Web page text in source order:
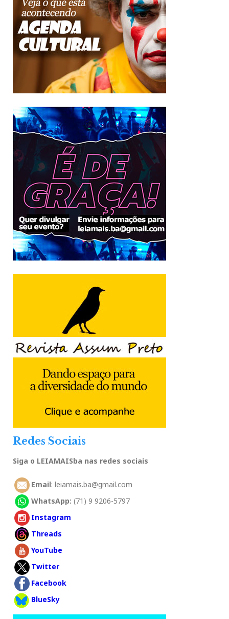
Redes Sociais
Siga o LEIAMAISba nas redes sociais
Email: leiamais.ba@gmail.com
WhatsApp: (71) 9 9206-5797
Instagram
Threads
YouTube
Twitter
Facebook
BlueSky